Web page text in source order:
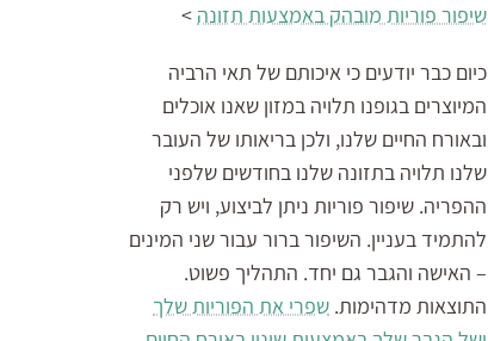
שיפור פוריות מובהק באמצעות תזונה >
כיום כבר יודעים כי איכותם של תאי הרביה
המיוצרים בגופנו תלויה במזון שאנו אוכלים
ובאורח החיים שלנו, ולכן בריאותו של העובר
שלנו תלויה בתזונה שלנו בחודשים שלפני
ההפריה. שיפור פוריות ניתן לביצוע, ויש רק
להתמיד בעניין. השיפור ברור עבור שני המינים
– האישה והגבר גם יחד. התהליך פשוט.
התוצאות מדהימות. שפרי את הפוריות שלך